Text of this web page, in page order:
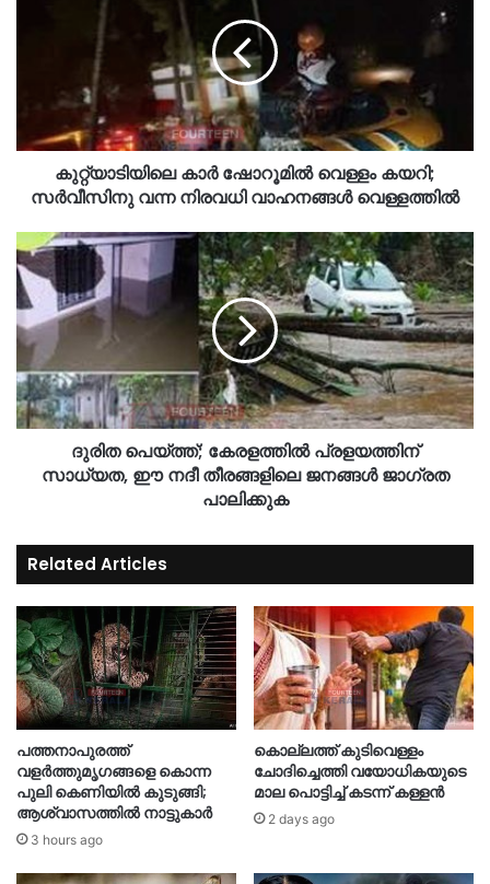
കുറ്റ്യാടിയിലെ കാർ ഷോറൂമിൽ വെള്ളം കയറി;
സർവീസിനു വന്ന നിരവധി വാഹനങ്ങൾ വെള്ളത്തിൽ
ദുരിത പെയ്ത്ത്; കേരളത്തിൽ പ്രളയത്തിന്
സാധ്യത, ഈ നദീ തീരങ്ങളിലെ ജനങ്ങൾ ജാഗ്രത
പാലിക്കുക
Related Articles
പത്തനാപുരത്ത്
വളർത്തുമൃഗങ്ങളെ കൊന്ന
പുലി കെണിയിൽ കുടുങ്ങി;
ആശ്വാസത്തിൽ നാട്ടുകാർ
3 hours ago
കൊല്ലത്ത് കുടിവെള്ളം
ചോദിച്ചെത്തി വയോധികയുടെ
മാല പൊട്ടിച്ച് കടന്ന് കള്ളൻ
2 days ago